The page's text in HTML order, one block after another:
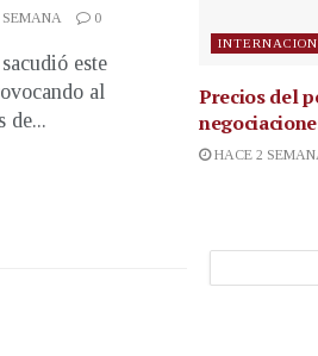
0
este
al
de...
Precios del
HACE 2